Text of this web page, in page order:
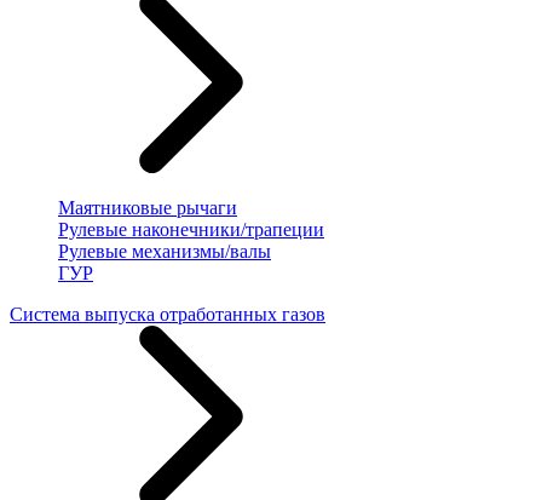
Маятниковые рычаги
Рулевые наконечники/трапеции
Рулевые механизмы/валы
ГУР
Система выпуска отработанных газов